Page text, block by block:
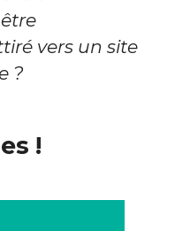
vers un site
?
!